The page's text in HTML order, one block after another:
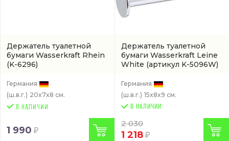
Держатель туалетной
бумаги Wasserkraft Rhein
(K-6296)
Германия
(ш.в.г.) 20x7x8 см.
1 990
Держатель туалетной
бумаги Wasserkraft Leine
White (артикул K-5096W)
Германия
(ш.в.г.) 15x8x9 см.
В НАЛИЧИИ
2 030
1 218